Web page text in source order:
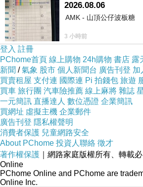
2026.08.06
AMK - 山頂公仔波板糖
3 小時前
登入 註冊
PChome首頁 線上購物 24h購物 書店 露
新聞 /氣象 股市 個人新聞台 廣告刊登 加
買賣租屋 支付連 國際連 Pi 拍錢包 旅遊
買車 旅行團 汽車險推薦 線上麻將 雜誌
一元簡訊 直播達人 數位憑證 企業簡訊
買網址 虛擬主機 企業郵件
廣告刊登 隱私權聲明
消費者保護 兒童網路安全
About PChome 投資人聯絡 徵才
著作權保護 ｜網路家庭版權所有、轉載
Online
PChome Online and PChome are
Online Inc.